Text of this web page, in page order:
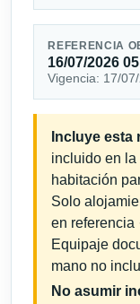
REFERENCIA
16/07/2026
Vigencia: 17/
Incluye esta
incluido en la
habitación
Solo
en referencia
Equipaje
mano no
No asumir